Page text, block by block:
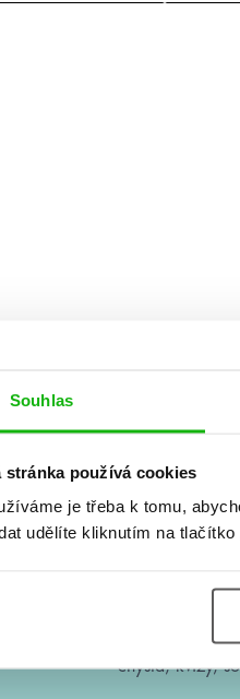
Souhlas
stránka používá cookies
je třeba k tomu,
udělíte kliknutím na tlačítko
Vše kolem
chystá, kvízy,